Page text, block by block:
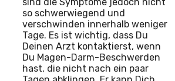
so schwerwiegend und
verschwinden innerhalb weniger
Tage. Es ist wichtig, dass Du
Deinen Arzt kontaktierst, wenn
Du Magen-Darm-Beschwerden
hast, die nicht nach ein paar